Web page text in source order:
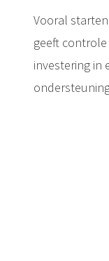
Vooral
geeft
investering in